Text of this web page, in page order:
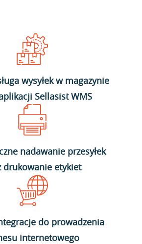
wysyłek w magazynie
Sellasist WMS
nadawanie przesyłek
drukowanie etykiet
do prowadzenia
internetowego